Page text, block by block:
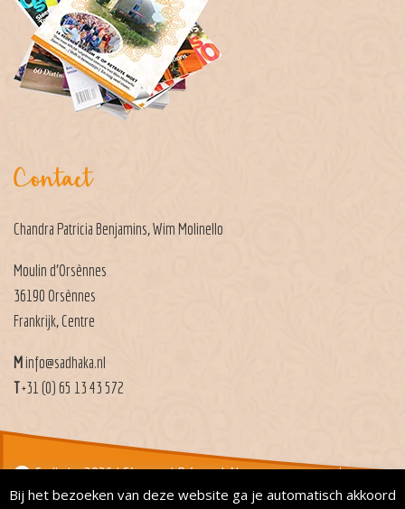
Contact
Chandra Patricia Benjamins, Wim Molinello
Moulin d’Orsènnes
36190 Orsènnes
Frankrijk, Centre
Minfo@sadhaka.nl
T+31 (0) 65 13 43 572
Sadhaka 2026 |Sitemap|Privacy|Algemene voorwaarden
Bij het bezoeken van deze website ga je automatisch akkoord